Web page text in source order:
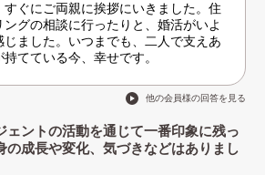
ぐにご両親に挨拶にいきました。住
ングの相談に行ったりと、婚活がいよ
ました。いつまでも、二人で支えあ
てている今、幸せです。
他の会員様の回答を見る
ェントの活動を通じて一番印象に残っ
の成長や変化、気づきなどはありまし